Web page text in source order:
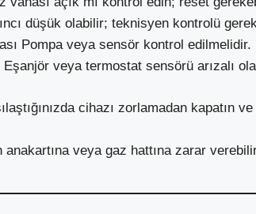
düşük olabilir; teknisyen kontrolü
Pompa veya sensör kontrol edilmelidir.
Eşanjör veya termostat sensörü arızalı
cihazı zorlamadan kapatın
anakartına veya gaz hattına zarar